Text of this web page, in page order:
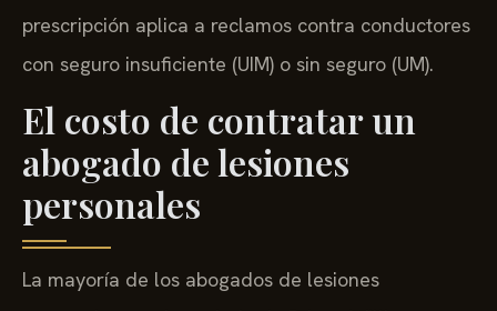
prescripción aplica a reclamos contra conductores
con seguro insuficiente (UIM) o sin seguro (UM).
El costo de contratar un
abogado de lesiones
personales
La mayoría de los abogados de lesiones